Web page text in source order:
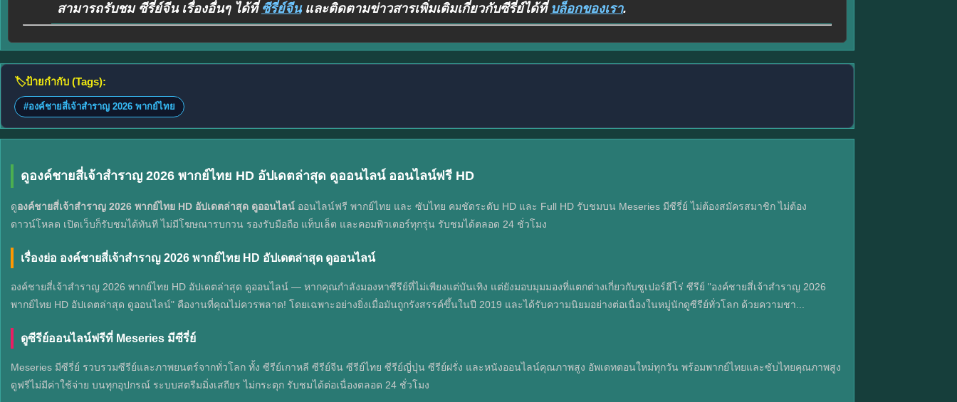
สามารถรับชม ซีรี่ย์จีน เรื่องอื่นๆ ได้ที่ ซีรี่ย์จีนและติดตามข่าวสารเพิ่มเติมเกี่ยวกับซีรี่ย์ได้ที่ บล็อกของเรา.
🏷️ป้ายกำกับ (Tags):
#องค์ชายสี่เจ้าสำราญ 2026 พากย์ไทย
ดูองค์ชายสี่เจ้าสำราญ 2026 พากย์ไทย HD อัปเดตล่าสุด ดูออนไลน์ ออนไลน์ฟรี HD
ดูองค์ชายสี่เจ้าสำราญ 2026 พากย์ไทย HD อัปเดตล่าสุด ดูออนไลน์ ออนไลน์ฟรี พากย์ไทย และ ซับไทย คมชัดระดับ HD และ Full HD รับชมบน Meseries มีซีรี่ย์ ไม่ต้องสมัครสมาชิก ไม่ต้อง
ดาวน์โหลด เปิดเว็บก็รับชมได้ทันที ไม่มีโฆษณารบกวน รองรับมือถือ แท็บเล็ต และคอมพิวเตอร์ทุกรุ่น รับชมได้ตลอด 24 ชั่วโมง
เรื่องย่อ องค์ชายสี่เจ้าสำราญ 2026 พากย์ไทย HD อัปเดตล่าสุด ดูออนไลน์
องค์ชายสี่เจ้าสำราญ 2026 พากย์ไทย HD อัปเดตล่าสุด ดูออนไลน์ — หากคุณกำลังมองหาซีรีย์ที่ไม่เพียงแต่บันเทิง แต่ยังมอบมุมมองที่แตกต่างเกี่ยวกับซูเปอร์ฮีโร่ ซีรีย์ "องค์ชายสี่เจ้าสำราญ 2026
พากย์ไทย HD อัปเดตล่าสุด ดูออนไลน์" คืองานที่คุณไม่ควรพลาด! โดยเฉพาะอย่างยิ่งเมื่อมันถูกรังสรรค์ขึ้นในปี 2019 และได้รับความนิยมอย่างต่อเนื่องในหมู่นักดูซีรีย์ทั่วโลก ด้วยความชา...
ดูซีรีย์ออนไลน์ฟรีที่ Meseries มีซีรี่ย์
Meseries มีซีรี่ย์ รวบรวมซีรีย์และภาพยนตร์จากทั่วโลก ทั้ง ซีรีย์เกาหลี ซีรีย์จีน ซีรีย์ไทย ซีรีย์ญี่ปุ่น ซีรีย์ฝรั่ง และหนังออนไลน์คุณภาพสูง อัพเดทตอนใหม่ทุกวัน พร้อมพากย์ไทยและซับไทยคุณภาพสูง
ดูฟรีไม่มีค่าใช้จ่าย บนทุกอุปกรณ์ ระบบสตรีมมิ่งเสถียร ไม่กระตุก รับชมได้ต่อเนื่องตลอด 24 ชั่วโมง